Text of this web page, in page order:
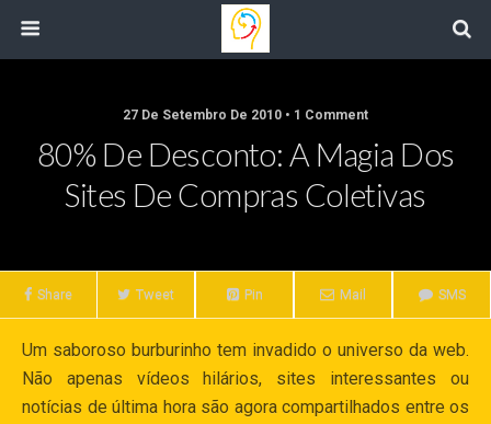
27 De Setembro De 2010 • 1 Comment
80% De Desconto: A Magia Dos
Sites De Compras Coletivas
Share Tweet Pin Mail SMS
Um saboroso burburinho tem invadido o universo da web.
Não apenas vídeos hilários, sites interessantes ou
notícias de última hora são agora compartilhados entre os